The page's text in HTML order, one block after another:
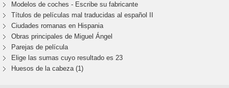
Modelos de coches - Escribe su fabricante
Títulos de películas mal traducidas al español II
Ciudades romanas en Hispania
Obras principales de Miguel Ángel
Parejas de película
Elige las sumas cuyo resultado es 23
Huesos de la cabeza (1)